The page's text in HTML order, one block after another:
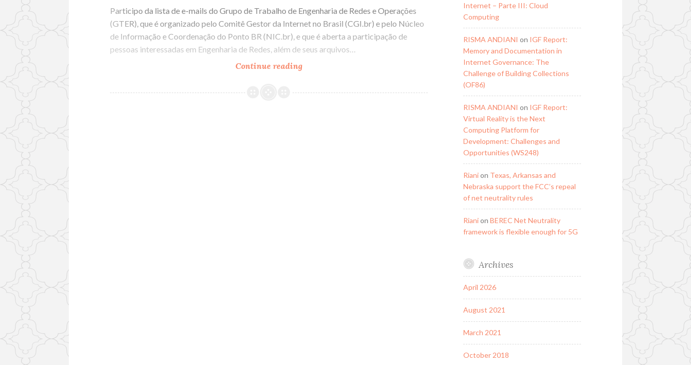
Participo da lista de e-mails do Grupo de Trabalho de Engenharia de Redes e Operações
(GTER), que é organizado pelo Comitê Gestor da Internet no Brasil (CGI.br) e pelo Núcleo
de Informação e Coordenação do Ponto BR (NIC.br), e que é aberta a participação de
pessoas interessadas em Engenharia de Redes, além de seus arquivos…
Continue reading
no
Internet – Parte III: Cloud
Computing
RISMA ANDIANI on IGF Report:
Memory and Documentation in
Internet Governance: The
Challenge of Building Collections
(OF86)
RISMA ANDIANI on IGF Report:
Virtual Reality is the Next
Computing Platform for
Development: Challenges and
Opportunities (WS248)
Rianion Texas, Arkansas and
Nebraska support the FCC’s repeal
of net neutrality rules
Rianion BEREC Net Neutrality
framework is flexible enough for 5G
Archives
April 2026
August 2021
March 2021
October 2018